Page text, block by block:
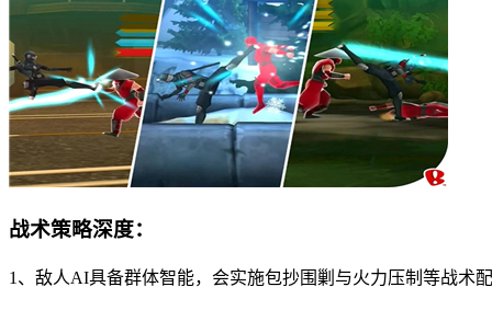
战术策略深度：
1、敌人AI具备群体智能，会实施包抄围剿与火力压制等战术